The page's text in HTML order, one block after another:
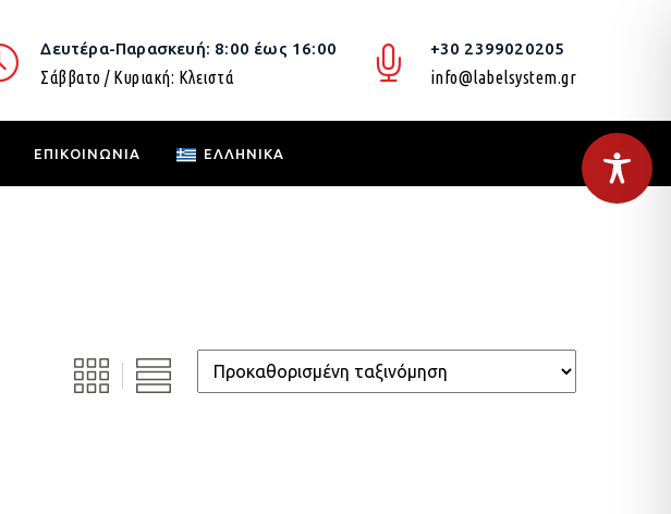
Δευτέρα-Παρασκευή: 8:00 έως 16:00
Σάββατο / Κυριακή: Κλειστά
+30 2399020205
info@labelsystem.gr
ΕΠΙΚΟΙΝΩΝΙΑ ΕΛΛΗΝΙΚΆ